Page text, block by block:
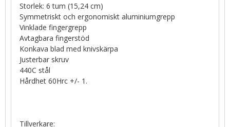
Storlek: 6 tum (15,24 cm)
Symmetriskt och ergonomiskt aluminiumgrepp
Vinklade fingergrepp
Avtagbara fingerstöd
Konkava blad med knivskärpa
Justerbar skruv
440C stål
Hårdhet 60Hrc +/- 1.
Tillverkare: